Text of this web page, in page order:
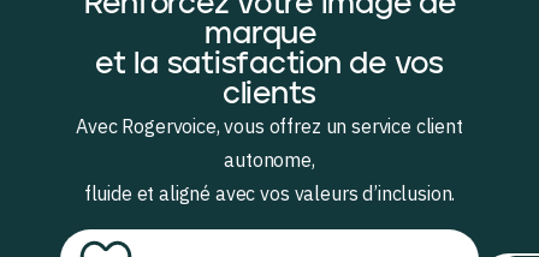
marque
et la satisfaction de vos
clients
Avec Rogervoice, vous offrez un service client
autonome,
fluide et aligné avec vos valeurs d’inclusion.